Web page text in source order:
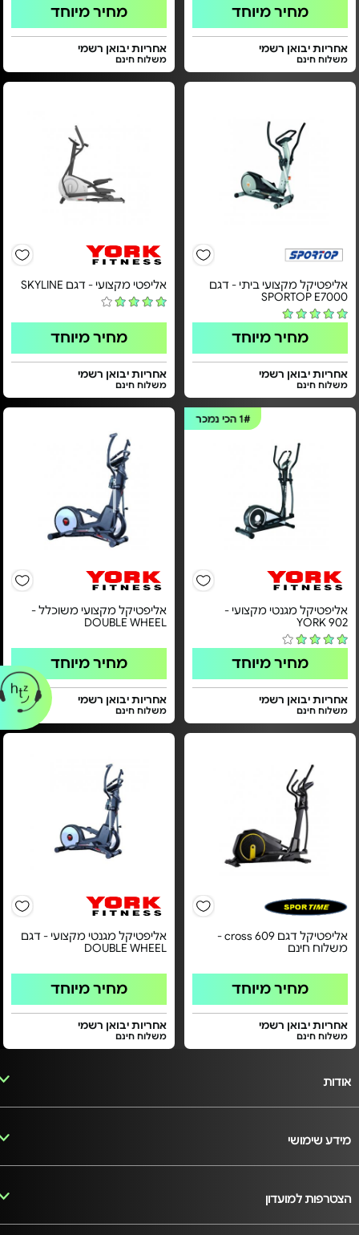
מחיר מיוחד
אחריות יבואן רשמי
משלוח חינם
מחיר מיוחד
אחריות יבואן רשמי
משלוח חינם
אליפטיקל מקצועי ביתי - דגם
SPORTOP E7000
מחיר מיוחד
אחריות יבואן רשמי
משלוח חינם
אליפטי מקצועי - דגם SKYLINE
מחיר מיוחד
אחריות יבואן רשמי
משלוח חינם
1#הכי נמכר
אליפטיקל מגנטי מקצועי -
YORK 902
מחיר מיוחד
אחריות יבואן רשמי
משלוח חינם
אליפטיקל מקצועי משוכלל -
DOUBLE WHEEL
מחיר מיוחד
אחריות יבואן רשמי
משלוח חינם
אליפטיקל דגם cross 609 -
משלוח חינם
מחיר מיוחד
אחריות יבואן רשמי
משלוח חינם
אליפטיקל מגנטי מקצועי - דגם
DOUBLE WHEEL
מחיר מיוחד
אחריות יבואן רשמי
משלוח חינם
אודות
מידע שימושי
הצטרפות למועדון